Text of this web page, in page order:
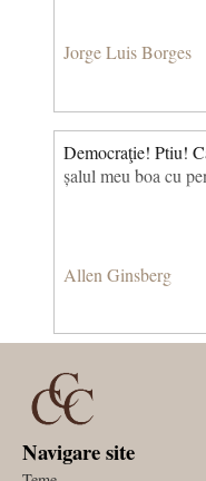
Jorge Luis Borges
Democraţie! Ptiu!
șalul meu boa cu
Allen Ginsberg
Navigare site